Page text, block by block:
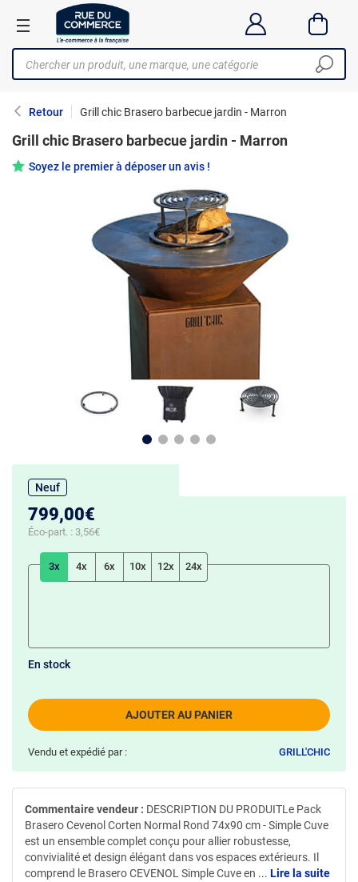
Retour Grill chic Brasero barbecue jardin - Marron
Grill chic Brasero barbecue jardin - Marron
Soyez le premier à déposer un avis !
Neuf
799,00€
Éco-part. : 3,56€
3x 4x 6x 10x 12x 24x
AJOUTER AU PANIER
En stock
Vendu et expédié par : GRILL'CHIC
Commentaire vendeur : DESCRIPTION DU PRODUITLe Pack
Brasero Cevenol Corten Normal Rond 74x90 cm - Simple Cuve
est un ensemble complet conçu pour allier robustesse,
convivialité et design élégant dans vos espaces extérieurs. Il
comprend le Brasero CEVENOL Simple Cuve en ... Lire la suite